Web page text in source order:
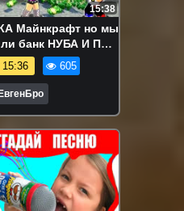
15:38
Майнкрафт но мы
банк НУБА И ПРО
MINECRAFT
15:36 605